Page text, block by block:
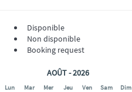
Disponible
Non disponible
Booking request
AOÛT - 2026
Lun Mar Mer Jeu Ven Sam Dim